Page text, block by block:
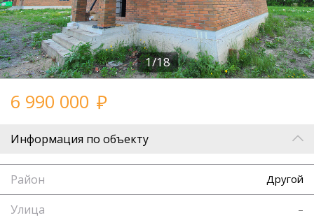
1/18
6 990 000
Информация по объекту
Район Другой
Улица –